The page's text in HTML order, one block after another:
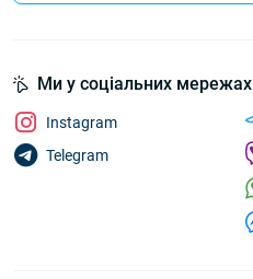
Ми у соціальних мережах
Instagram
Telegram